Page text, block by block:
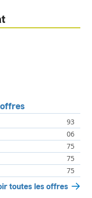
93
06
75
75
75
toutes les offres